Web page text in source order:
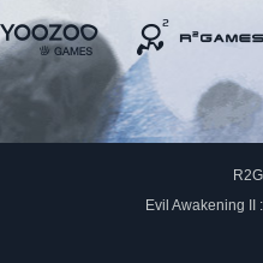
Evil Awakening II